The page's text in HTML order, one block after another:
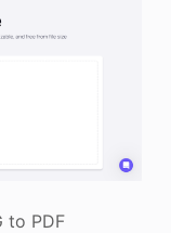
to PDF